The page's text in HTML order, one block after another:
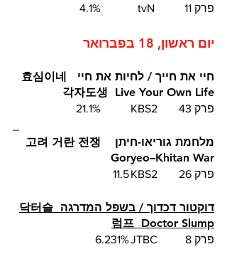
פרק 11	 tvN		4.1%
יום ראשון, 18 בפברואר
חיי את חייך / לחיות את חיי  효심이네
각자도생  Live Your Own Life
פרק 43	KBS2  	21.1%
מלחמת גוריאו-חיתן  고려 거란 전쟁
Goryeo–Khitan War
פרק 26	KBS2	11.5
דוקטור דכדוך / בשפל המדרגה  닥터슬
럼프  Doctor Slump
פרק 8	JTBC	6.231%